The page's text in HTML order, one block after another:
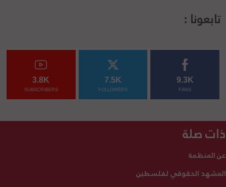
تابعونا :
9.3K
FANS
7.5K
FOLLOWERS
3.8K
SUBSCRIBERS
ذات صلة
عن المنظمة
المشهد الحقوقي لفلسطين